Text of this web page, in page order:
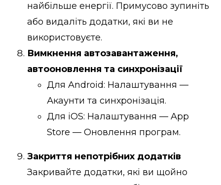
найбільше енергії. Примусово зупиніть
або видаліть додатки, які ви не
використовуєте.
Вимкнення автозавантаження,
автооновлення та синхронізації
Для Android: Налаштування —
Акаунти та синхронізація.
Для iOS: Налаштування — App
Store — Оновлення програм.
Закриття непотрібних додатків
Закривайте додатки, які ви щойно